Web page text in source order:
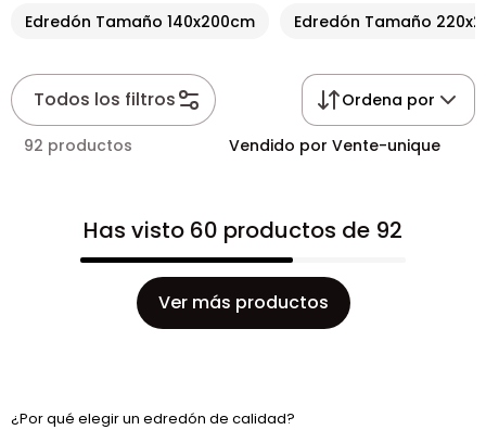
Edredón Tamaño 140x200cm Edredón Tamaño
Todos los filtros Ordena por
92 productos Vendido por Vente-unique
Has visto 60 productos de 92
Ver más productos
¿Por qué elegir un edredón de calidad?